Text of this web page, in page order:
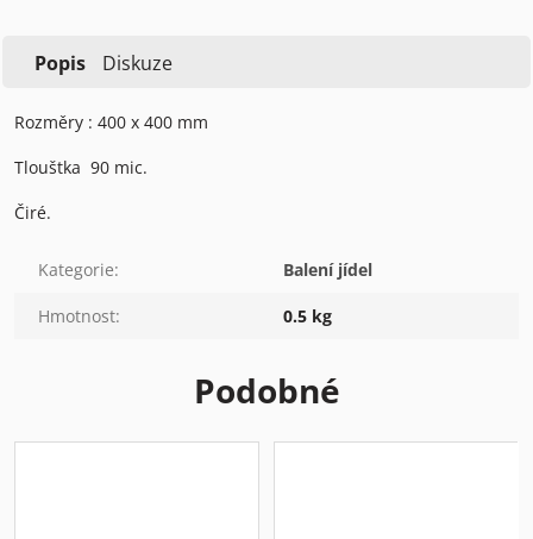
Popis Diskuze
Rozměry : 400 x 400 mm
Tlouštka 90 mic.
Čiré.
Kategorie: Balení jídel
Hmotnost: 0.5 kg
Podobné